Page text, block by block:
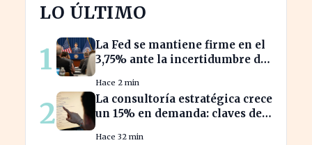
LO ÚLTIMO
1
La Fed se mantiene firme en el
3,75% ante la incertidumbre del
Hace 2 min
2
La consultoría estratégica crece
un 15% en demanda: claves del
Hace 32 min